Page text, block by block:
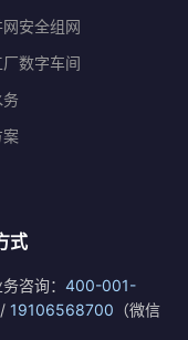
安全组网
数字车间
案
式
咨询： 400-001-
/ 19106568700 （微信